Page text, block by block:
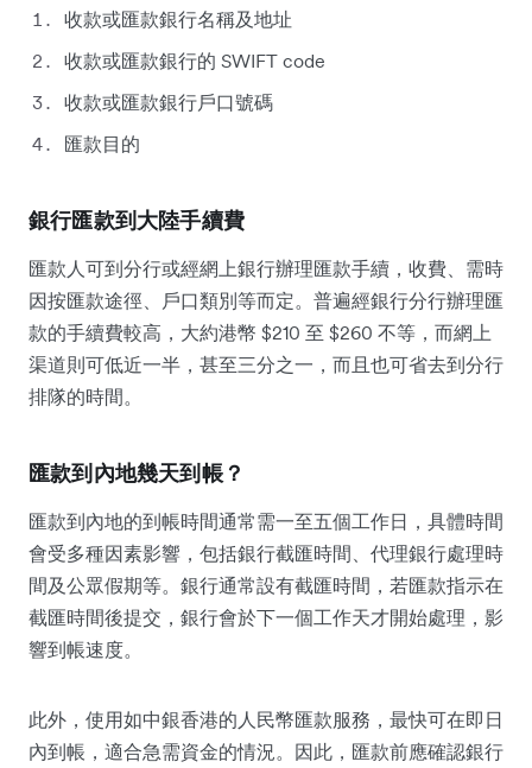
收款或匯款銀行名稱及地址
收款或匯款銀行的 SWIFT code
收款或匯款銀行戶口號碼
匯款目的
銀行匯款到大陸手續費
匯款人可到分行或經網上銀行辦理匯款手續，收費、需時
因按匯款途徑、戶口類別等而定。普遍經銀行分行辦理匯
款的手續費較高，大約港幣 $210 至 $260 不等，而網上
渠道則可低近一半，甚至三分之一，而且也可省去到分行
排隊的時間。
匯款到內地幾天到帳？
匯款到內地的到帳時間通常需一至五個工作日，具體時間
會受多種因素影響，包括銀行截匯時間、代理銀行處理時
間及公眾假期等。銀行通常設有截匯時間，若匯款指示在
截匯時間後提交，銀行會於下一個工作天才開始處理，影
響到帳速度。
此外，使用如中銀香港的人民幣匯款服務，最快可在即日
內到帳，適合急需資金的情況。因此，匯款前應確認銀行